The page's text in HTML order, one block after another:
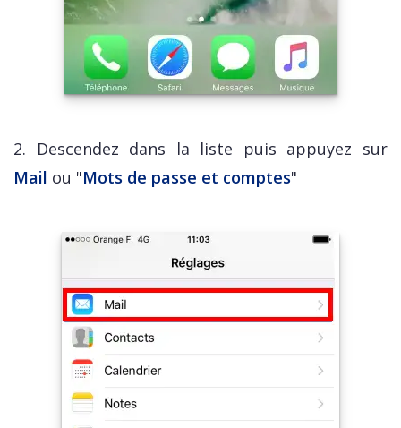
2. Descendez dans la liste puis appuyez sur
Mail ou "Mots de passe et comptes"